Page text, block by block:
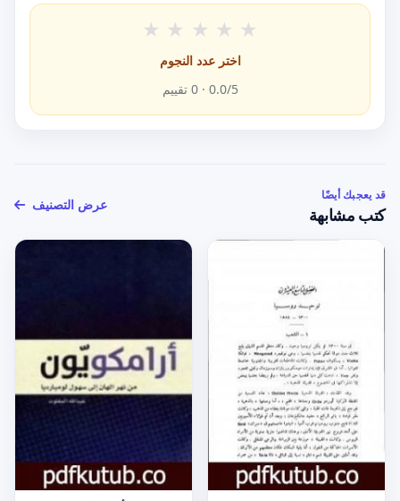
★ ★ ★ ★ ★
اختر عدد النجوم
0.0/5 ·
0 تقييم
قد يعجبك أيضًا
كتب مشابهة
عرض التصنيف